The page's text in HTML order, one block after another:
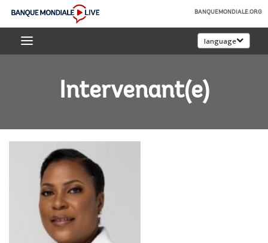
Skip
Main
Banque
mondiale
BANQUEMONDIALE.ORG
language
Intervenant(e)